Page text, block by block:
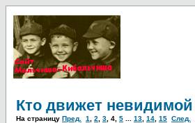
Кто движет
На страницу Пред. 1 2 3 4 5 13 14 15 След.